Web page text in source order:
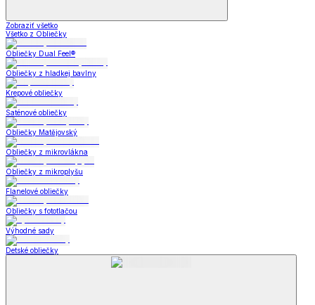
Zobraziť všetko
Všetko z Obliečky
Obliečky Dual Feel®
Obliečky z hladkej bavlny
Krepové obliečky
Saténové obliečky
Obliečky Matějovský
Obliečky z mikrovlákna
Obliečky z mikroplyšu
Flanelové obliečky
Obliečky s fototlačou
Výhodné sady
Detské obliečky